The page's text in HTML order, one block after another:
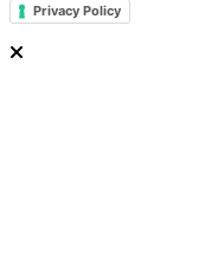
Privacy Policy